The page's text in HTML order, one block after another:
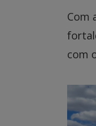
Com
com